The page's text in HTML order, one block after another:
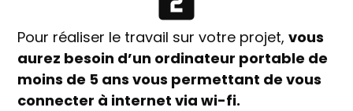
Pour réaliser le travail sur votre projet, vous
aurez besoin d’un ordinateur portable de
moins de 5 ans vous permettant de vous
connecter à internet via wi-fi.